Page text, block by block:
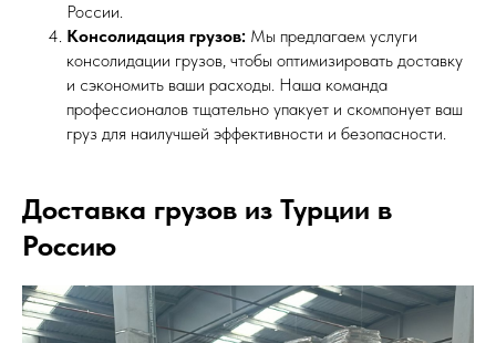
России.
Консолидация грузов: Мы предлагаем услуги
консолидации грузов, чтобы оптимизировать доставку
и сэкономить ваши расходы. Наша команда
профессионалов тщательно упакует и скомпонует ваш
груз для наилучшей эффективности и безопасности.
Доставка грузов из Турции в
Россию